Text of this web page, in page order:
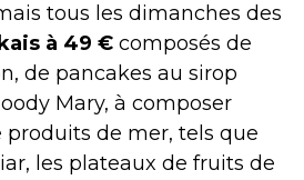
tous les dimanches des
à 49 € composés de
de pancakes au sirop
Mary, à composer
produits de mer, tels que
les plateaux de fruits de